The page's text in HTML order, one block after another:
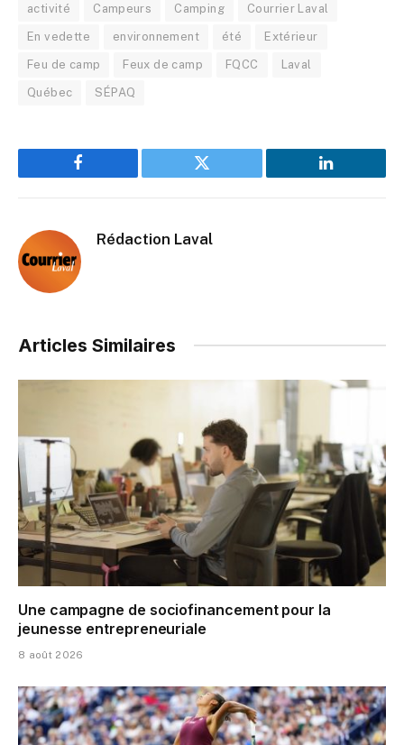
activité Campeurs Camping Courrier Laval
En vedette environnement été Extérieur
Feu de camp Feux de camp FQCC Laval
Québec SÉPAQ
Facebook Twitter LinkedIn
Rédaction Laval
Articles Similaires
Une campagne de sociofinancement pour la
jeunesse entrepreneuriale
8 août 2026